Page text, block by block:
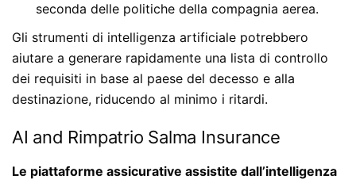
seconda delle politiche della compagnia aerea.
Gli strumenti di intelligenza artificiale potrebbero
aiutare a generare rapidamente una lista di controllo
dei requisiti in base al paese del decesso e alla
destinazione, riducendo al minimo i ritardi.
AI and Rimpatrio Salma Insurance
Le piattaforme assicurative assistite dall’intelligenza